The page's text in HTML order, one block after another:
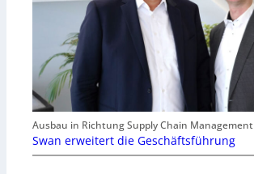
Ausbau in Richtung Supply Chain Management
Swan erweitert die Geschäftsführung